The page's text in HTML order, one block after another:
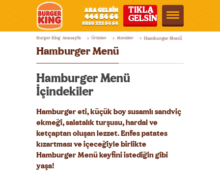
Burger
Türkiye
TIKLA
GELSİN
Burger King® Anasayfa > Ürünler > Menüler > Hamburger Menü
Hamburger Menü
Hamburger Menü
İçindekiler
Hamburger eti, küçük boy susamlı sandviç
ekmeği, salatalık turşusu, hardal ve
ketçaptan oluşan lezzet. Enfes patates
kızartması ve içeceğiyle birlikte
Hamburger Menü keyfini istediğin gibi
yaşa!